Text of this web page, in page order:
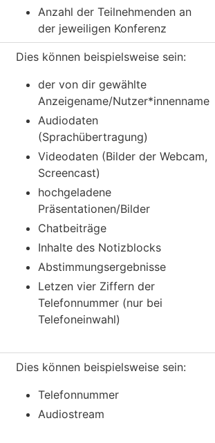
Anzahl der Teilnehmenden an
der jeweiligen Konferenz
Dies können beispielsweise sein:
der von dir gewählte
Anzeigename/Nutzer*innenname
Audiodaten
(Sprachübertragung)
Videodaten (Bilder der Webcam,
Screencast)
hochgeladene
Präsentationen/Bilder
Chatbeiträge
Inhalte des Notizblocks
Abstimmungsergebnisse
Letzen vier Ziffern der
Telefonnummer (nur bei
Telefoneinwahl)
Dies können beispielsweise sein:
Telefonnummer
Audiostream